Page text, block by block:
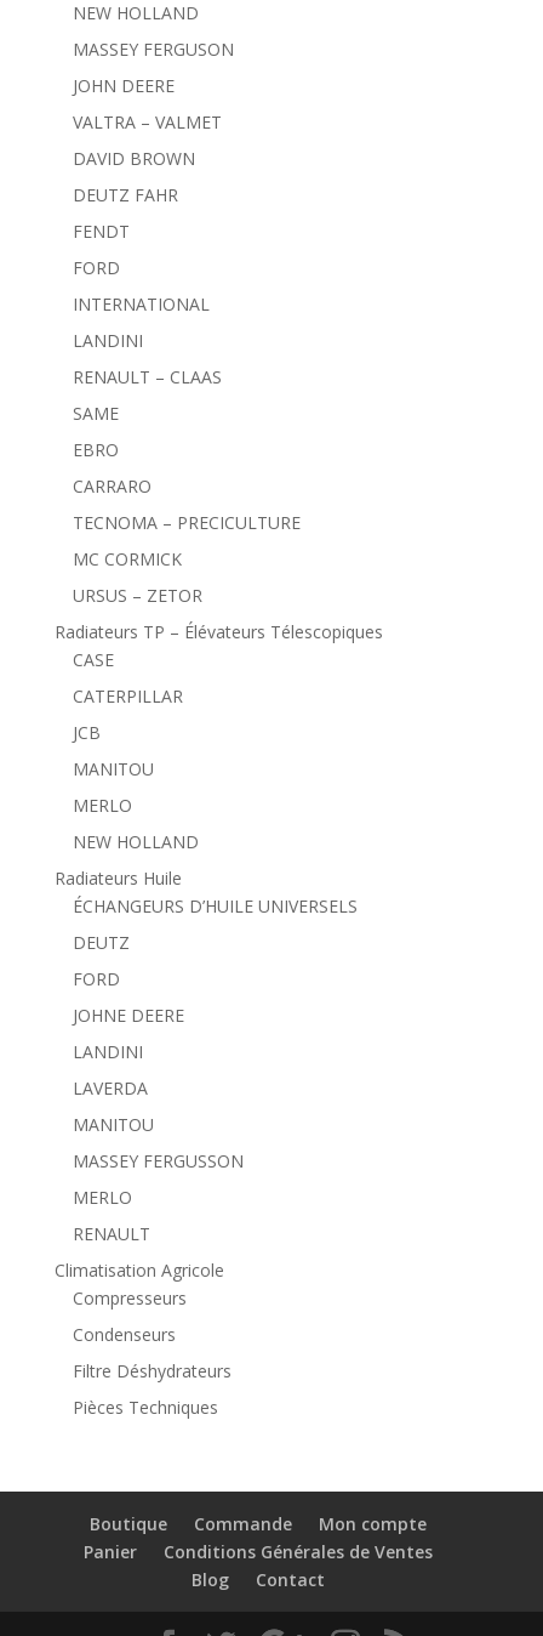
NEW HOLLAND
MASSEY FERGUSON
JOHN DEERE
VALTRA – VALMET
DAVID BROWN
DEUTZ FAHR
FENDT
FORD
INTERNATIONAL
LANDINI
RENAULT – CLAAS
SAME
EBRO
CARRARO
TECNOMA – PRECICULTURE
MC CORMICK
URSUS – ZETOR
Radiateurs TP – Élévateurs Télescopiques
CASE
CATERPILLAR
JCB
MANITOU
MERLO
NEW HOLLAND
Radiateurs Huile
ÉCHANGEURS D’HUILE UNIVERSELS
DEUTZ
FORD
JOHNE DEERE
LANDINI
LAVERDA
MANITOU
MASSEY FERGUSSON
MERLO
RENAULT
Climatisation Agricole
Compresseurs
Condenseurs
Filtre Déshydrateurs
Pièces Techniques
Boutique Commande
Mon compte
Panier
Conditions Générales de Ventes
Blog
Contact